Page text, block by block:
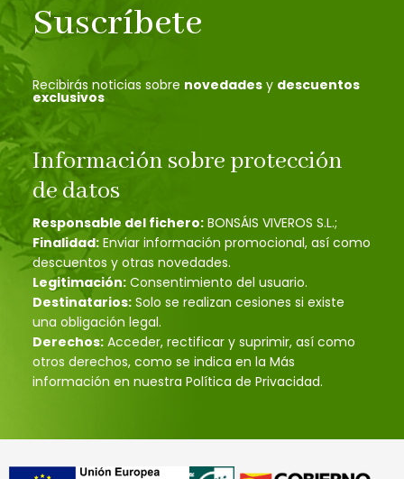
Suscríbete
Recibirás noticias sobre novedades y descuentos
exclusivos
Información sobre protección
de datos
Responsable del fichero: BONSÁIS VIVEROS S.L.;
Finalidad: Enviar información promocional, así como
descuentos y otras novedades.
Legitimación: Consentimiento del usuario.
Destinatarios: Solo se realizan cesiones si existe
una obligación legal.
Derechos: Acceder, rectificar y suprimir, así como
otros derechos, como se indica en la Más
información en nuestra Política de Privacidad.